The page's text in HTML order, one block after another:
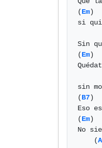
(Em)
si
Sin
(Em)
sin
(B7)
Eso
(Em)
No
    (